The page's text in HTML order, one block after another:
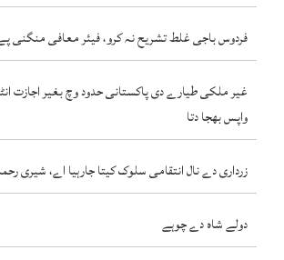
فردوس باجی غلط تشریح نہ کرو، فیئر معافی منگنی
غیر ملکی طیارے دی پاکستانی حدود وچ بغیر اجازت
واپس بھجا دتا
زرداری دے نال انتقامی سلوک کیتا جارہیا اے، شیری
دولے شاہ دے چوہے